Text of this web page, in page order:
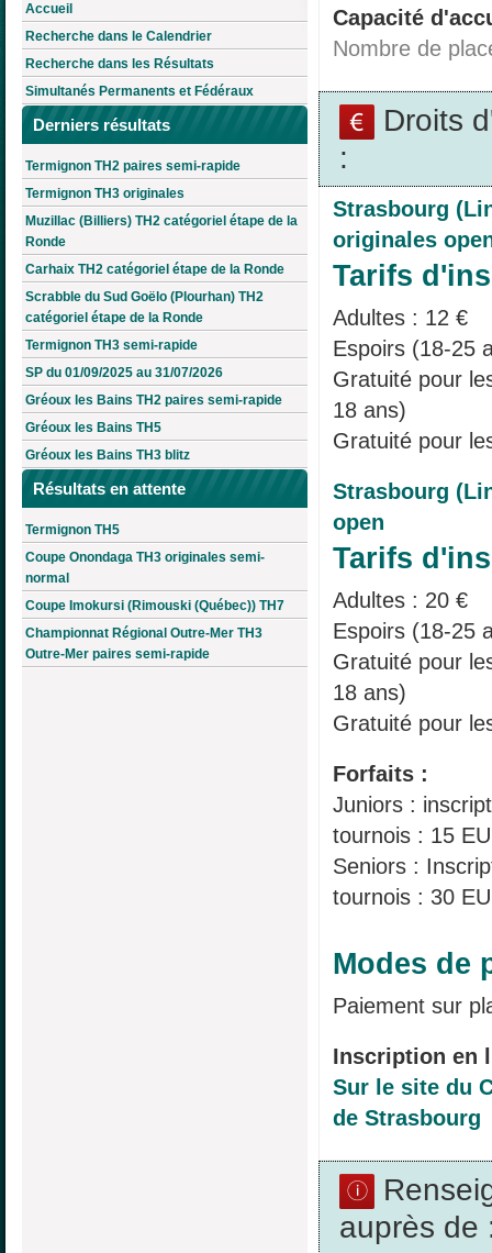
Accueil
Recherche dans le Calendrier
Recherche dans les Résultats
Simultanés Permanents et Fédéraux
Derniers résultats
Termignon TH2 paires semi-rapide
Termignon TH3 originales
Muzillac (Billiers) TH2 catégoriel étape de la
Ronde
Carhaix TH2 catégoriel étape de la Ronde
Scrabble du Sud Goëlo (Plourhan) TH2
catégoriel étape de la Ronde
Termignon TH3 semi-rapide
SP du 01/09/2025 au 31/07/2026
Gréoux les Bains TH2 paires semi-rapide
Gréoux les Bains TH5
Gréoux les Bains TH3 blitz
Résultats en attente
Termignon TH5
Coupe Onondaga TH3 originales semi-
normal
Coupe Imokursi (Rimouski (Québec)) TH7
Championnat Régional Outre-Mer TH3
Outre-Mer paires semi-rapide
Capacité
Nombre de
Droits
:
Strasbourg
originales
Tarifs
Adultes : 12 €
Espoirs (18-25
Gratuité pour
18 ans)
Gratuité pour
Strasbourg
open
Tarifs
Adultes : 20 €
Espoirs (18-25
Gratuité pour
18 ans)
Gratuité pour
Forfaits :
Juniors :
tournois : 15
Seniors :
tournois : 30
Modes de
Paiement sur
Inscription en
Sur le site du
de Strasbourg
auprès de